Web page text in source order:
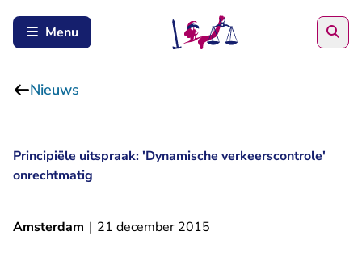
Menu
Nieuws
Principiële uitspraak: 'Dynamische verkeerscontrole'
onrechtmatig
Amsterdam | 21 december 2015